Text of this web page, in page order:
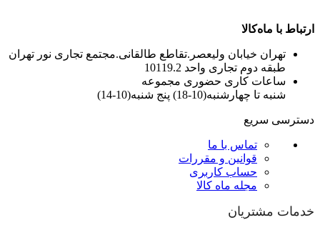
ارتباط با ماه‌کالا
تهران خیابان ولیعصر.تقاطع طالقانی.مجتمع تجاری نور تهران
طبقه دوم تجاری واحد 10119.2
ساعات کاری حضوری مجموعه
شنبه تا چهارشنبه(10-18) پنج شنبه(10-14)
دسترسی سریع
تماس با ما
قوانین و مقررات
حساب کاربری
مجله ماه کالا
خدمات مشتریان